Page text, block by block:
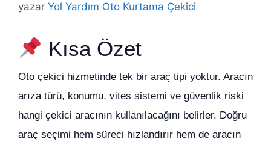
yazar Yol Yardım Oto Kurtama Çekici
Kısa Özet
Oto çekici hizmetinde tek bir araç tipi yoktur. Aracın
arıza türü, konumu, vites sistemi ve güvenlik riski
hangi çekici aracının kullanılacağını belirler. Doğru
araç seçimi hem süreci hızlandırır hem de aracın